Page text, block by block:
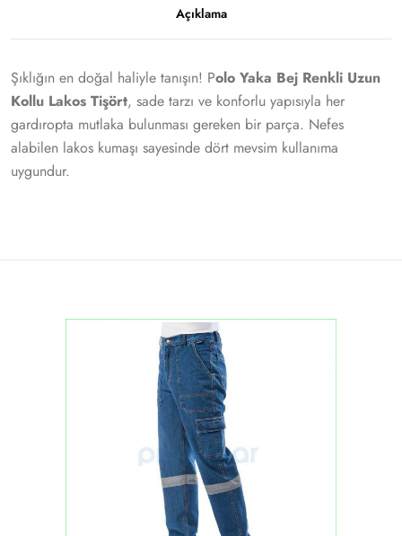
Açıklama
Şıklığın en doğal haliyle tanışın! Polo Yaka Bej Renkli Uzun
Kollu Lakos Tişört, sade tarzı ve konforlu yapısıyla her
gardıropta mutlaka bulunması gereken bir parça. Nefes
alabilen lakos kumaşı sayesinde dört mevsim kullanıma
uygundur.